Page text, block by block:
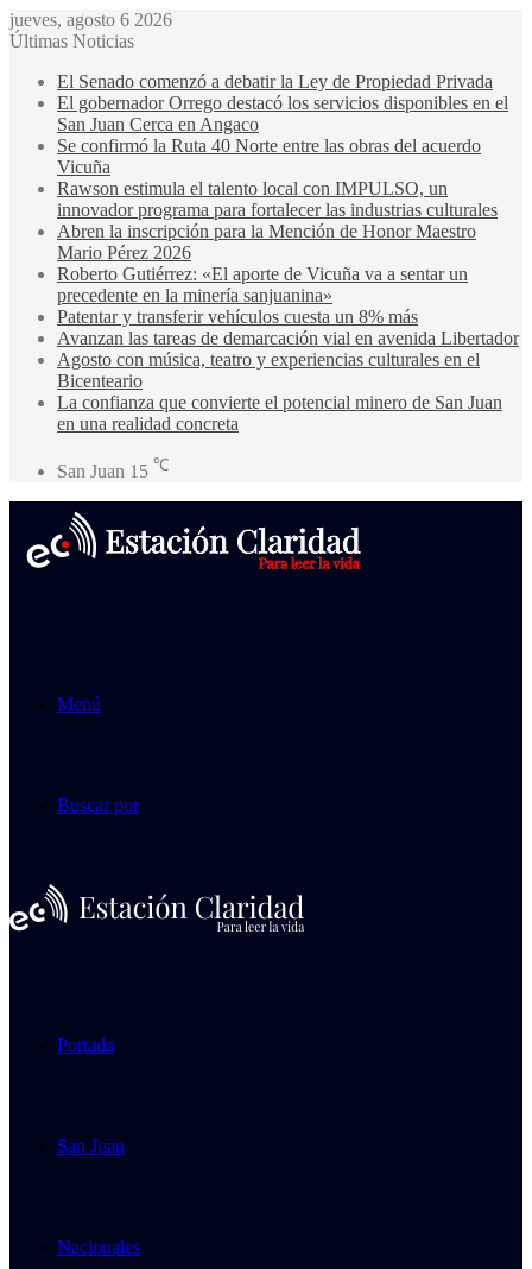
jueves, agosto 6 2026
Últimas Noticias
El Senado comenzó a debatir la Ley de Propiedad Privada
El gobernador Orrego destacó los servicios disponibles en el
San Juan Cerca en Angaco
Se confirmó la Ruta 40 Norte entre las obras del acuerdo
Vicuña
Rawson estimula el talento local con IMPULSO, un
innovador programa para fortalecer las industrias culturales
Abren la inscripción para la Mención de Honor Maestro
Mario Pérez 2026
Roberto Gutiérrez: «El aporte de Vicuña va a sentar un
precedente en la minería sanjuanina»
Patentar y transferir vehículos cuesta un 8% más
Avanzan las tareas de demarcación vial en avenida Libertador
Agosto con música, teatro y experiencias culturales en el
Bicenteario
La confianza que convierte el potencial minero de San Juan
en una realidad concreta
San Juan 15 ℃
Menú
Buscar por
Portada
San Juan
Nacionales